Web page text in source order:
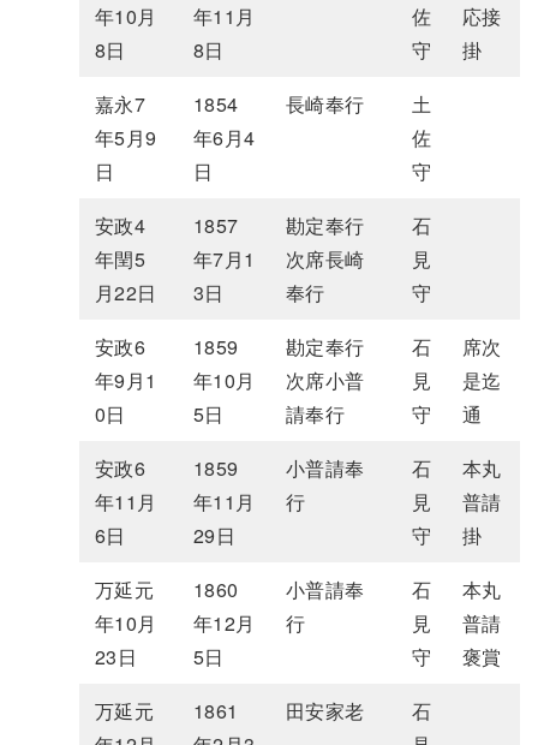
年10月
8日
年11月
8日
佐
守
応接
掛
嘉永7
年5月9
日
1854
年6月4
日
長崎奉行
土
佐
守
安政4
年閏5
月22日
1857
年7月1
3日
勘定奉行
次席長崎
奉行
石
見
守
安政6
年9月1
0日
1859
年10月
5日
勘定奉行
次席小普
請奉行
石
見
守
席次
是迄
通
安政6
年11月
6日
1859
年11月
29日
小普請奉
行
石
見
守
本丸
普請
掛
万延元
年10月
23日
1860
年12月
5日
小普請奉
行
石
見
守
本丸
普請
褒賞
万延元
1861
田安家老
石